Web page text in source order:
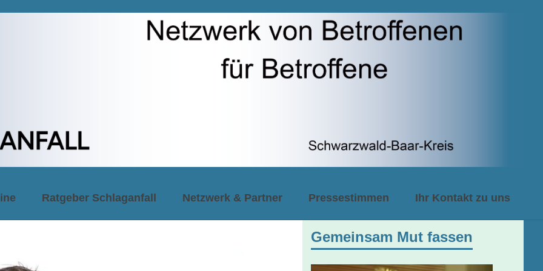
Ratgeber Schlaganfall Netzwerk & Partner Pressestimmen Ihr Kontakt zu uns
Gemeinsam Mut fassen